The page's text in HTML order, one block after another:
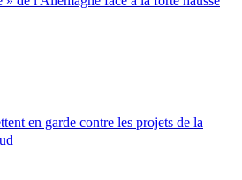
en garde contre les projets de la